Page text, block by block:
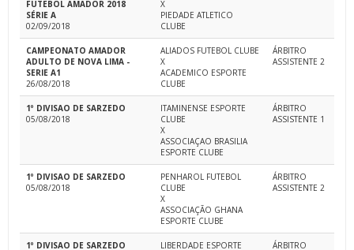
FUTEBOL AMADOR 2018
SÉRIE A
02/09/2018
X
PIEDADE ATLETICO
CLUBE
CAMPEONATO AMADOR
ADULTO DE NOVA LIMA -
SERIE A1
26/08/2018
ALIADOS FUTEBOL CLUBE
X
ACADEMICO ESPORTE
CLUBE
ÁRBITRO
ASSISTENTE 2
1º DIVISAO DE SARZEDO
05/08/2018
ITAMINENSE ESPORTE
CLUBE
X
ASSOCIAÇAO BRASILIA
ESPORTE CLUBE
ÁRBITRO
ASSISTENTE 1
1º DIVISAO DE SARZEDO
05/08/2018
PENHAROL FUTEBOL
CLUBE
X
ASSOCIAÇÃO GHANA
ESPORTE CLUBE
ÁRBITRO
ASSISTENTE 2
1º DIVISAO DE SARZEDO
LIBERDADE ESPORTE
ÁRBITRO